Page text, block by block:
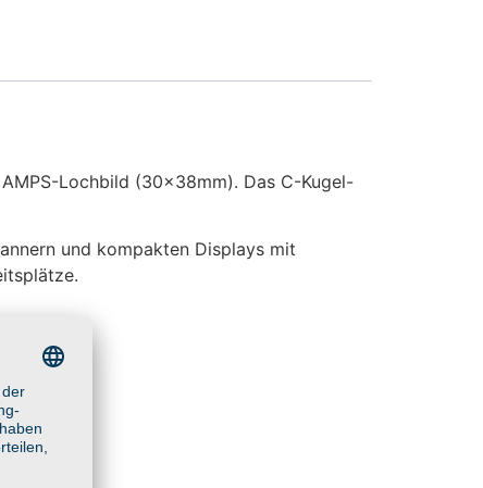
Lochbild (30x38mm). Das C-Kugel-
und kompakten Displays mit